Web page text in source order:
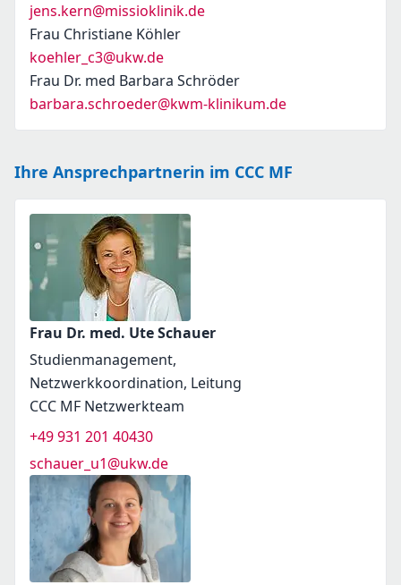
jens.kern@missioklinik.de
Frau Christiane Köhler
koehler_c3@ukw.de
Frau Dr. med Barbara Schröder
barbara.schroeder@kwm-klinikum.de
Ihre Ansprechpartnerin im CCC MF
Frau Dr. med. Ute Schauer
Studienmanagement,
Netzwerkkoordination, Leitung
CCC MF Netzwerkteam
+49 931 201 40430
schauer_u1@ukw.de